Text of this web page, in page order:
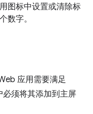
图标中设置或清除标
数字。
应用需要满足
必须将其添加到主屏